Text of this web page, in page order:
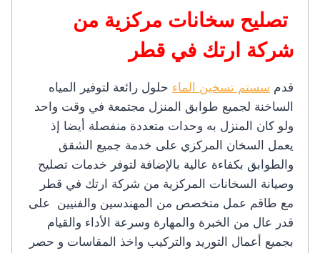
تصليح سخانات مركزية من
شركة ارتك في قطر
قدم سستم تسخين الماء حلول رائعة لتوفير المياه
الساخنة لجميع طوابق المنزل مجتمعة في وقت واحد
ولو كان المنزل به وحدات متعددة منفصلة أيضا إذ
يعمل السخان المركزي على خدمة جميع الشقق
والطوابق بكفاءة عالية بالإضافة لتوفر خدمات تصليح
وصيانة السخانات المركزية من شركة ارتك في قطر
مع طاقم عمل متخصص من المهندسين والفنيين على
قدر عال من الخبرة والمهارة وسرعة الأداء والقيام
بجميع أعمال التوريد والتركيب واخذ المقاسات و حصر